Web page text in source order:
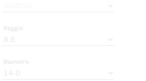
Raggio
Diametro